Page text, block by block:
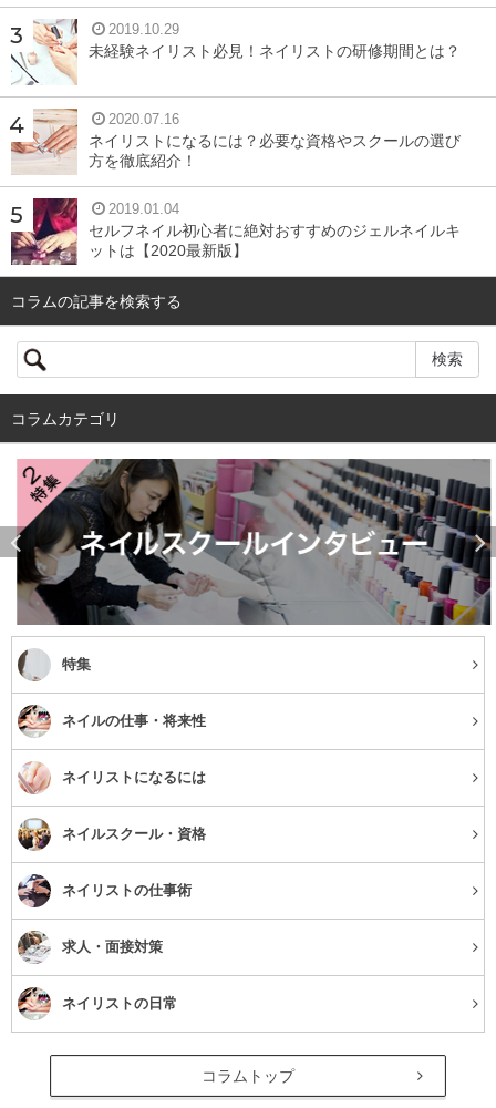
2019.10.29
未経験ネイリスト必見！ネイリストの研修期間とは？
2020.07.16
ネイリストになるには？必要な資格やスクールの選び
方を徹底紹介！
2019.01.04
セルフネイル初心者に絶対おすすめのジェルネイルキ
ットは【2020最新版】
コラムの記事を検索する
コラムカテゴリ
特集
ネイルの仕事・将来性
ネイリストになるには
ネイルスクール・資格
ネイリストの仕事術
求人・面接対策
ネイリストの日常
コラムトップ